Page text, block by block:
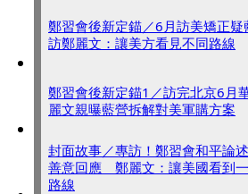
鄭習會後新定錨／6月訪美矯正
訪鄭麗文：讓美方看見不同路線
鄭習會後新定錨1／訪完北京6
麗文親曝藍營拆解對美軍購方案
封面故事／專訪！鄭習會和平論
善意回應 鄭麗文：讓美國看到
路線